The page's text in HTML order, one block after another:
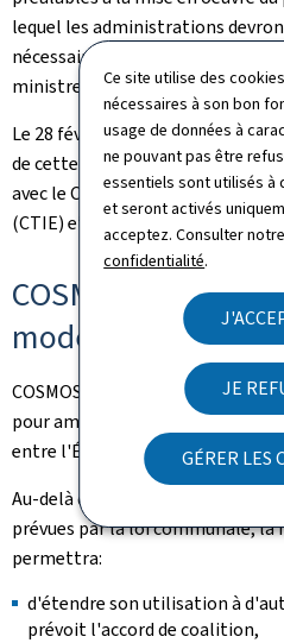
Ce site utilise des
nécessaires à son bon
usage de données à
ne pouvant pas être
essentiels sont utilisés à
et seront activés
acceptez. Consulter
confidentialité.
JE
GÉRER LES
lequel les administrations
nécessaires à l'occasion d'une
ministre de la Digitalisation,
Le 28 février, l'avis du marché
de cette plateforme a été
avec le Centre des
(CTIE) et le ministère de la
COSMOS: une
modernisée
COSMOS (communes,
pour ambition de devenir le pôle
entre l'État et le secteur
Au-delà de la gestion actuelle
prévues par la loi communale,
permettra:
d'étendre son utilisation à
prévoit l'accord de coalition,